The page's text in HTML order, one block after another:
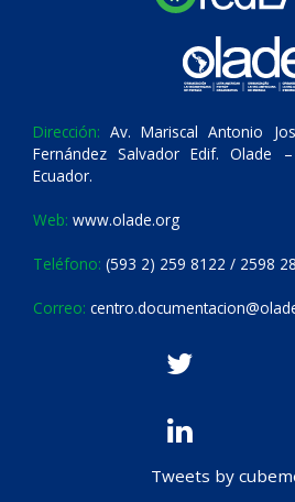
Dirección: Av. Mariscal Antonio
Fernández Salvador Edif. Olade
Ecuador.
Web: www.olade.org
Teléfono: (593 2) 259 8122 / 2598
Correo:
Tweets by